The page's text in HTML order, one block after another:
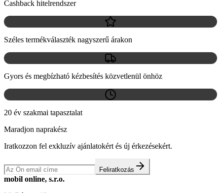
Cashback hitelrendszer
Széles termékválaszték nagyszerű árakon
Gyors és megbízható kézbesítés közvetlenül önhöz
20 év szakmai tapasztalat
Maradjon naprakész
Iratkozzon fel exkluzív ajánlatokért és új érkezésekért.
Feliratkozás
mobil online, s.r.o.